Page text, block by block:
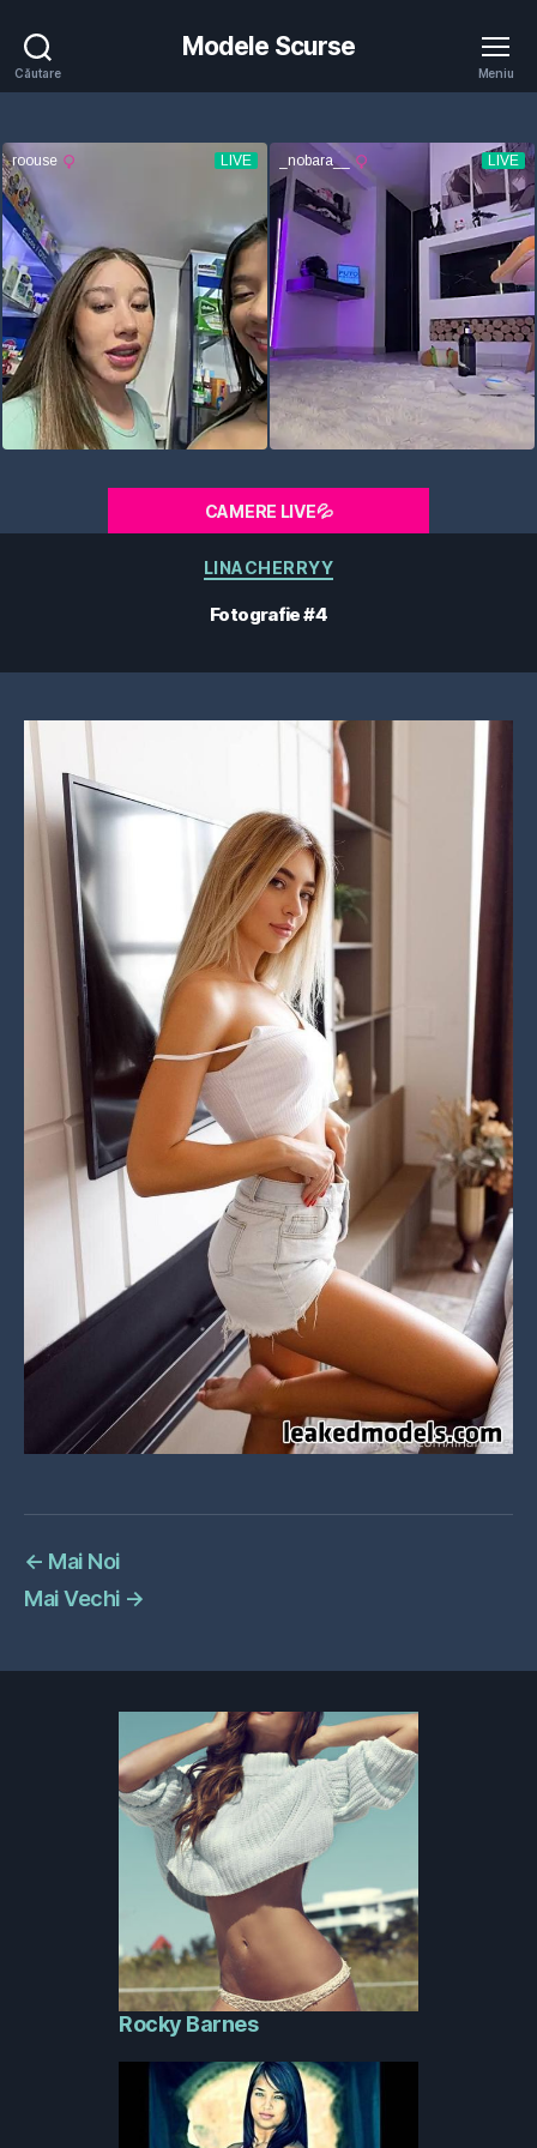
Căutare
Modele Scurse
Meniu
CAMERE LIVE💦
Categorii
LINACHERRYY
Fotografie #4
← Mai Noi
Mai Vechi →
Rocky Barnes